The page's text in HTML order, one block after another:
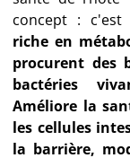
concept : c'est
riche en
procurent des
bactéries
Améliore la
les cellules
la barrière,